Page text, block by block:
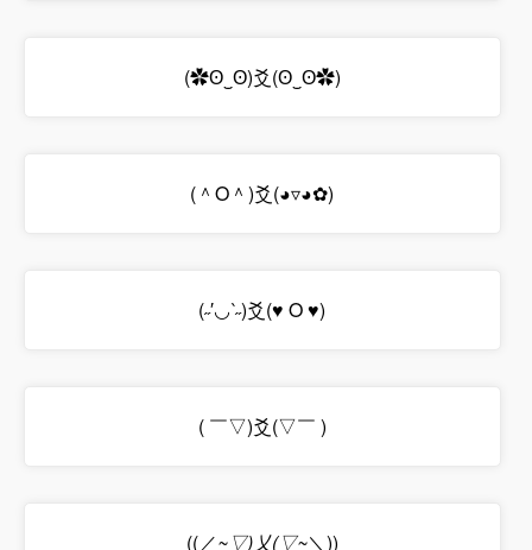
(✿ʘ‿ʘ)爻(ʘ‿ʘ✿)
(＾O＾)爻(◕▿◕✿)
(˶′◡‵˶)爻(♥ O ♥)
( ￣▽)爻(▽￣ )
((／~▽)乂(▽~＼))